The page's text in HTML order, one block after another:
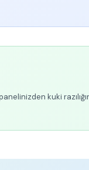
kuki